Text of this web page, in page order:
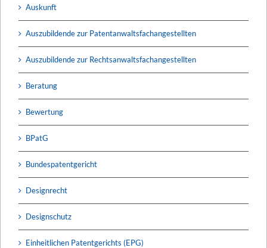
Auskunft
Auszubildende zur Patentanwaltsfachangestellten
Auszubildende zur Rechtsanwaltsfachangestellten
Beratung
Bewertung
BPatG
Bundespatentgericht
Designrecht
Designschutz
Einheitlichen Patentgerichts (EPG)